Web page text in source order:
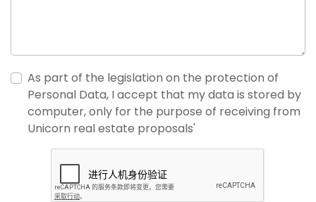
As part of the legislation on the protection of
Personal Data, I accept that my data is stored by
computer, only for the purpose of receiving from
Unicorn real estate proposals'